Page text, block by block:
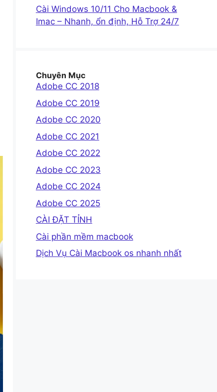
Cài Windows 10/11 Cho Macbook &
Imac – Nhanh, ổn định, Hỗ Trợ 24/7
Chuyên Mục
Adobe CC 2018
Adobe CC 2019
Adobe CC 2020
Adobe CC 2021
Adobe CC 2022
Adobe CC 2023
Adobe CC 2024
Adobe CC 2025
CÀI ĐẶT TỈNH
Cài phần mềm macbook
Dịch Vụ Cài Macbook os nhanh nhất